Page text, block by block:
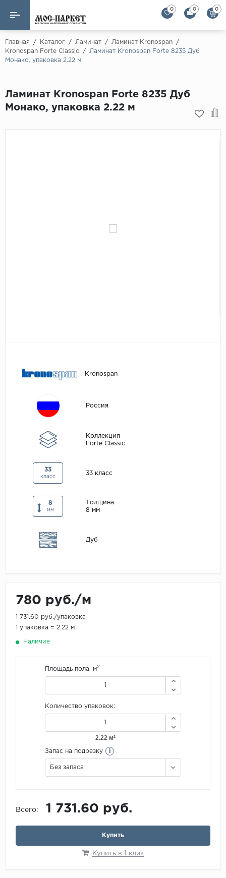
Назад
Ламинат
Назад
Alloc
Alpine Floor
Паркетная доска
0 0 0
Главная / Каталог / Ламинат / Ламинат Kronospan
/
Kronospan Forte Classic
/
Ламинат Kronospan Forte 8235 Дуб
Монако, упаковка 2.22 м
Ламинат Kronospan Forte 8235 Дуб
Монако, упаковка 2.22 м
Kronospan
Россия
Коллекция
Forte Classic
33
класс
33 класс
8
мм
Толщина
8 мм
Дуб
780 руб./м
1 731.60 руб./упаковка
1 упаковка = 2.22 м
Наличие
Площадь пола, м2
Количество упаковок:
Запас на подрезку i
Без запаса
Всего: 1 731.60 руб.
Купить
Купить в 1 клик